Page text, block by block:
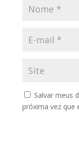
Salvar meus
próxima vez que